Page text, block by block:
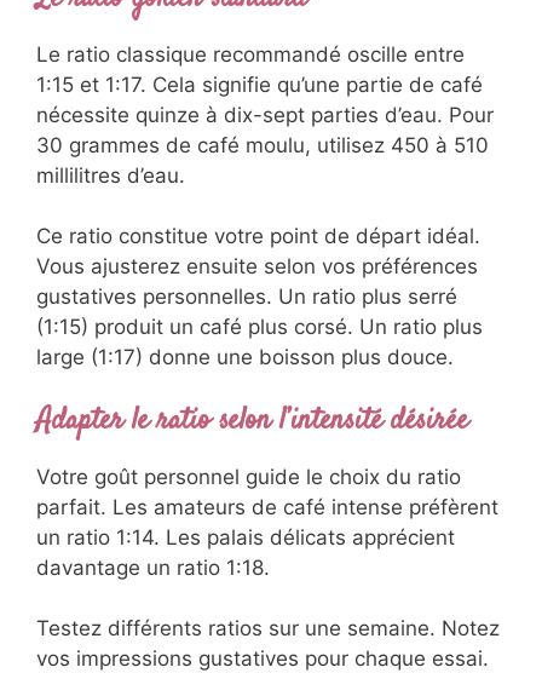
Le ratio classique recommandé oscille entre
1:15 et 1:17. Cela signifie qu’une partie de café
nécessite quinze à dix-sept parties d’eau. Pour
30 grammes de café moulu, utilisez 450 à 510
millilitres d’eau.
Ce ratio constitue votre point de départ idéal.
Vous ajusterez ensuite selon vos préférences
gustatives personnelles. Un ratio plus serré
(1:15) produit un café plus corsé. Un ratio plus
large (1:17) donne une boisson plus douce.
Adapter le ratio selon l’intensité désirée
Votre goût personnel guide le choix du ratio
parfait. Les amateurs de café intense préfèrent
un ratio 1:14. Les palais délicats apprécient
davantage un ratio 1:18.
Testez différents ratios sur une semaine. Notez
vos impressions gustatives pour chaque essai.